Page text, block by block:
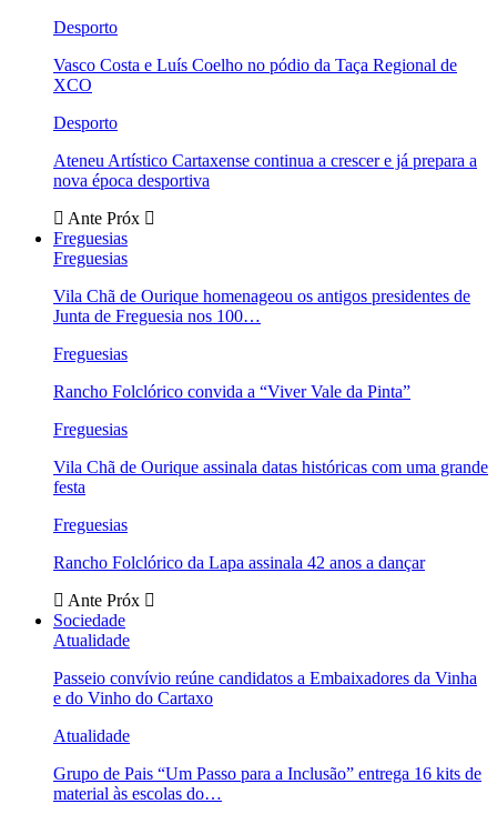
Desporto
Vasco Costa e Luís Coelho no pódio da Taça Regional de
XCO
Desporto
Ateneu Artístico Cartaxense continua a crescer e já prepara a
nova época desportiva
Ante Próx
Freguesias
Freguesias
Vila Chã de Ourique homenageou os antigos presidentes de
Junta de Freguesia nos 100…
Freguesias
Rancho Folclórico convida a “Viver Vale da Pinta”
Freguesias
Vila Chã de Ourique assinala datas históricas com uma grande
festa
Freguesias
Rancho Folclórico da Lapa assinala 42 anos a dançar
Ante Próx
Sociedade
Atualidade
Passeio convívio reúne candidatos a Embaixadores da Vinha
e do Vinho do Cartaxo
Atualidade
Grupo de Pais “Um Passo para a Inclusão” entrega 16 kits de
material às escolas do…